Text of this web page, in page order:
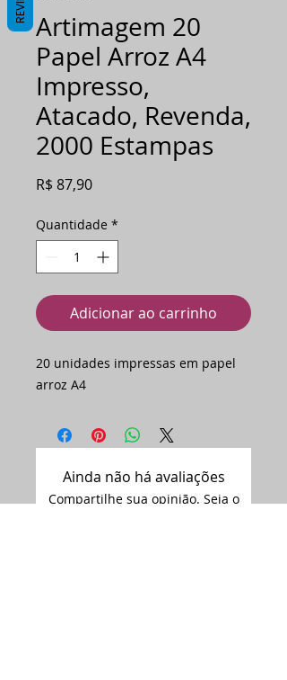
Artimagem 20
Papel Arroz A4
Impresso,
Atacado, Revenda,
2000 Estampas
R$ 87,90Preço
Quantidade *
Adicionar ao carrinho
20 unidades impressas em papel
arroz A4
Ainda não há avaliações
Compartilhe sua opinião. Seja o